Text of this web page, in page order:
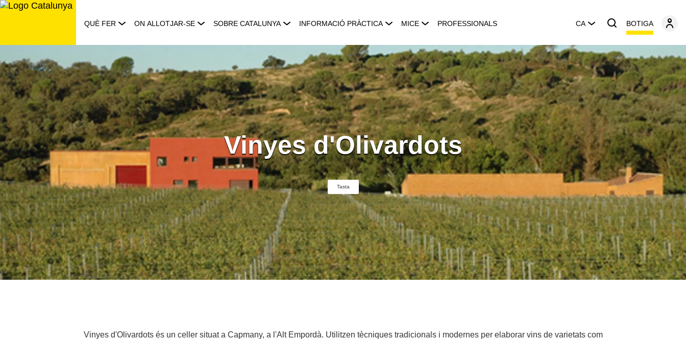
Saltar
QUÈ FER ON ALLOTJAR-SE SOBRE CATALUNYA INFORMACIÓ PRÀCTICA MICE PROFESSIONALS CA BOTIGA
Vinyes d'Olivardots
Tasta
Vinyes d'Olivardots és un celler situat a Capmany, a l'Alt Empordà. Utilitzen tècniques tradicionals i modernes per elaborar vins de varietats com